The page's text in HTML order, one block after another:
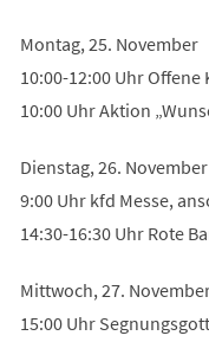
Montag, 25. November
10:00-12:00 Uhr Offene
10:00 Uhr Aktion
Dienstag, 26. November
9:00 Uhr kfd Messe,
14:30-16:30 Uhr Rote
Mittwoch, 27.
15:00 Uhr